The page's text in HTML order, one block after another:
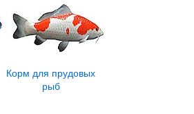
Корм для прудовых
рыб